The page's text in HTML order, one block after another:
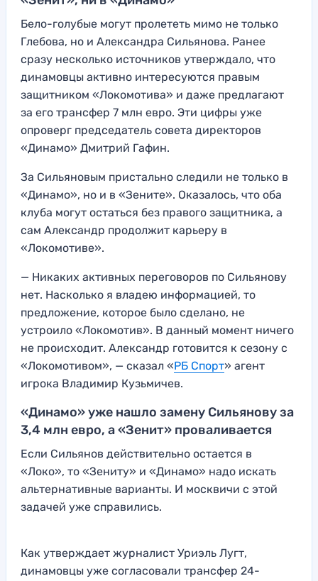
Бело-голубые могут пролететь мимо не только
Глебова, но и Александра Сильянова. Ранее
сразу несколько источников утверждало, что
динамовцы активно интересуются правым
защитником «Локомотива» и даже предлагают
за его трансфер 7 млн евро. Эти цифры уже
опроверг председатель совета директоров
«Динамо» Дмитрий Гафин.
За Сильяновым пристально следили не только в
«Динамо», но и в «Зените». Оказалось, что оба
клуба могут остаться без правого защитника, а
сам Александр продолжит карьеру в
«Локомотиве».
— Никаких активных переговоров по Сильянову
нет. Насколько я владею информацией, то
предложение, которое было сделано, не
устроило «Локомотив». В данный момент ничего
не происходит. Александр готовится к сезону с
«Локомотивом», — сказал «РБ Спорт» агент
игрока Владимир Кузьмичев.
«Динамо» уже нашло замену Сильянову за
3,4 млн евро, а «Зенит» проваливается
Если Сильянов действительно остается в
«Локо», то «Зениту» и «Динамо» надо искать
альтернативные варианты. И москвичи с этой
задачей уже справились.
Как утверждает журналист Уриэль Лугт,
динамовцы уже согласовали трансфер 24-